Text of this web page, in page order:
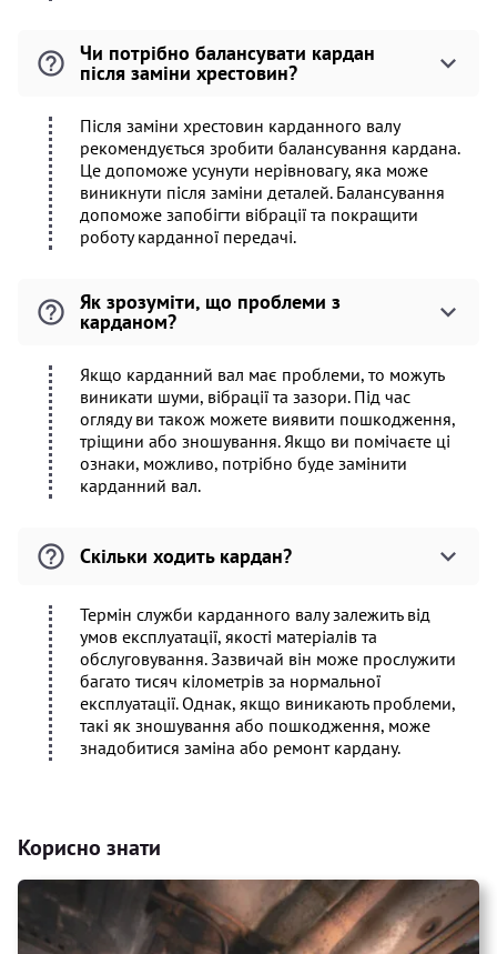
Чи потрібно балансувати кардан
після заміни хрестовин?
Після заміни хрестовин карданного валу
рекомендується зробити балансування кардана.
Це допоможе усунути нерівновагу, яка може
виникнути після заміни деталей. Балансування
допоможе запобігти вібрації та покращити
роботу карданної передачі.
Як зрозуміти, що проблеми з
карданом?
Якщо карданний вал має проблеми, то можуть
виникати шуми, вібрації та зазори. Під час
огляду ви також можете виявити пошкодження,
тріщини або зношування. Якщо ви помічаєте ці
ознаки, можливо, потрібно буде замінити
карданний вал.
Скільки ходить кардан?
Термін служби карданного валу залежить від
умов експлуатації, якості матеріалів та
обслуговування. Зазвичай він може прослужити
багато тисяч кілометрів за нормальної
експлуатації. Однак, якщо виникають проблеми,
такі як зношування або пошкодження, може
знадобитися заміна або ремонт кардану.
Корисно знати